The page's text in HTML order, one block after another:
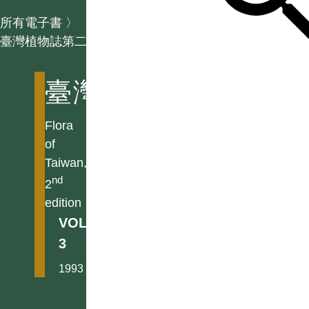
所有電子書 〉
臺灣植物誌第二版
臺灣植物誌第二版
Flora
of
Taiwan,
2nd
edition
VOL.
3
1993